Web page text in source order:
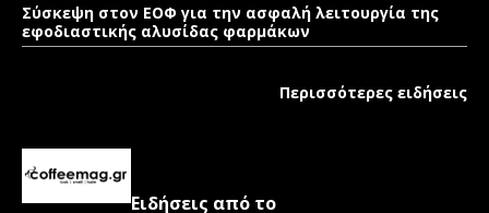
Σύσκεψη στον ΕΟΦ για την ασφαλή λειτουργία της
εφοδιαστικής αλυσίδας φαρμάκων
Περισσότερες ειδήσεις
Ειδήσεις από το